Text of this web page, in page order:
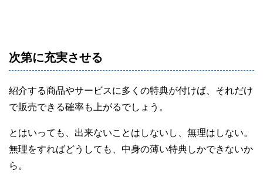
次第に充実させる
紹介する商品やサービスに多くの特典が付けば、それだけ
で販売できる確率も上がるでしょう。
とはいっても、出来ないことはしないし、無理はしない。
無理をすればどうしても、中身の薄い特典しかできないか
ら。